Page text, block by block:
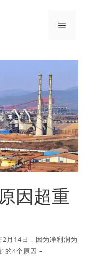
選
因超重
月14日，因为净利润为
的4个原因 –